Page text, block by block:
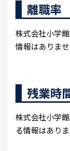
離職率
株式会社小学
情報はありませ
残業時
株式会社小学
る情報はありま